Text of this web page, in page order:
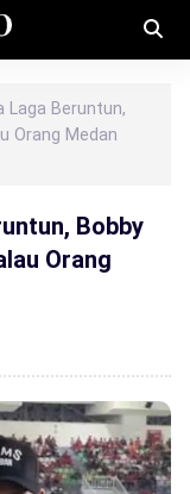
Laga Beruntun,
Orang Medan
Bobby
Orang